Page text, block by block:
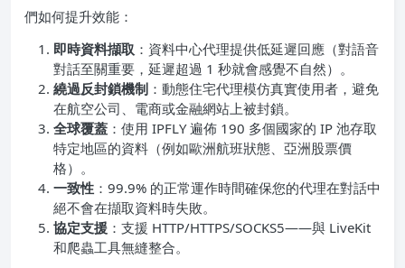
們如何提升效能：
即時資料擷取 ：資料中心代理提供低延遲回應（對語音
對話至關重要，延遲超過 1 秒就會感覺不自然）。
繞過反封鎖機制 ：動態住宅代理模仿真實使用者，避免
在航空公司、電商或金融網站上被封鎖。
全球覆蓋 ：使用 IPFLY 遍佈 190 多個國家的 IP 池存取
特定地區的資料（例如歐洲航班狀態、亞洲股票價
格）。
一致性 ：99.9% 的正常運作時間確保您的代理在對話中
絕不會在擷取資料時失敗。
協定支援 ：支援 HTTP/HTTPS/SOCKS5——與 LiveKit
和爬蟲工具無縫整合。